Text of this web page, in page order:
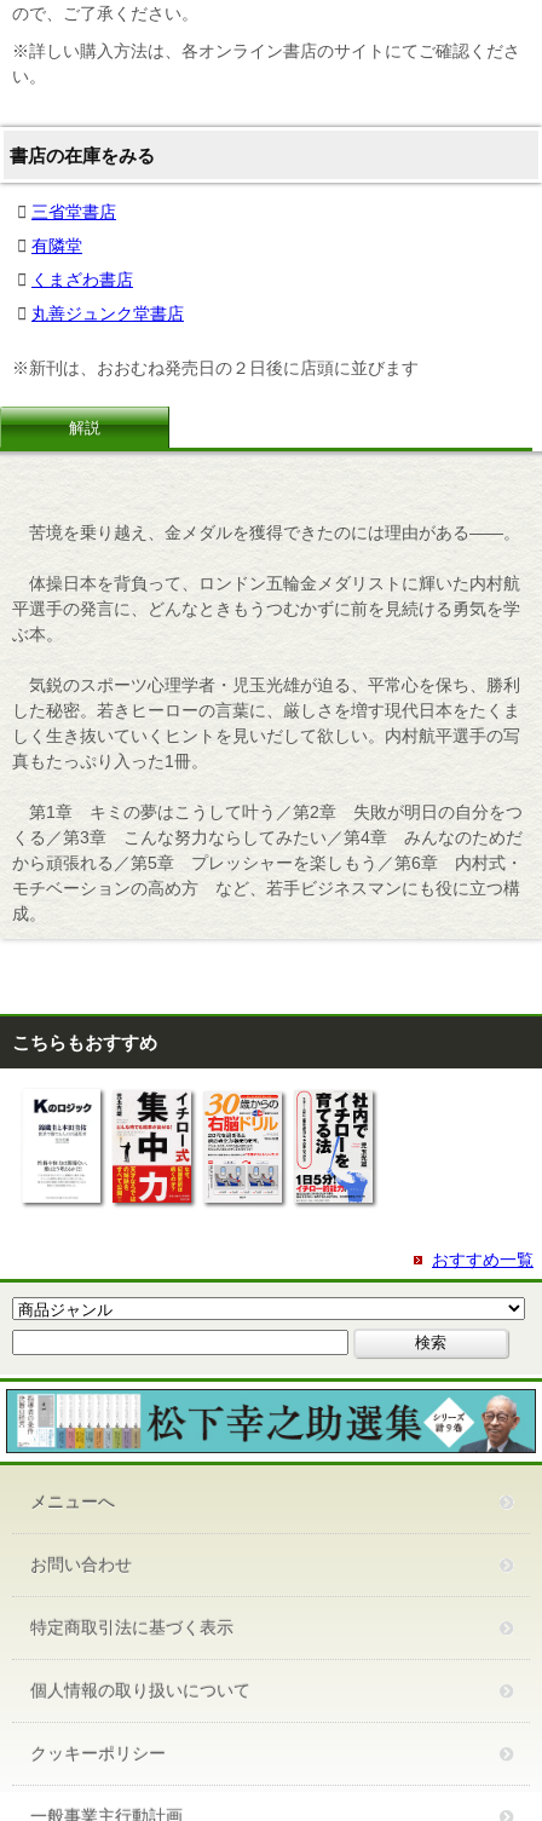
ので、ご了承ください。
※詳しい購入方法は、各オンライン書店のサイトにてご確認くださ
い。
書店の在庫をみる
三省堂書店
有隣堂
くまざわ書店
丸善ジュンク堂書店
※新刊は、おおむね発売日の２日後に店頭に並びます
解説
苦境を乗り越え、金メダルを獲得できたのには理由がある――。
体操日本を背負って、ロンドン五輪金メダリストに輝いた内村航
平選手の発言に、どんなときもうつむかずに前を見続ける勇気を学
ぶ本。
気鋭のスポーツ心理学者・児玉光雄が迫る、平常心を保ち、勝利
した秘密。若きヒーローの言葉に、厳しさを増す現代日本をたくま
しく生き抜いていくヒントを見いだして欲しい。内村航平選手の写
真もたっぷり入った1冊。
第1章 キミの夢はこうして叶う／第2章 失敗が明日の自分をつ
くる／第3章 こんな努力ならしてみたい／第4章 みんなのためだ
から頑張れる／第5章 プレッシャーを楽しもう／第6章 内村式・
モチベーションの高め方 など、若手ビジネスマンにも役に立つ構
成。
こちらもおすすめ
おすすめ一覧
メニューへ
お問い合わせ
特定商取引法に基づく表示
個人情報の取り扱いについて
クッキーポリシー
一般事業主行動計画